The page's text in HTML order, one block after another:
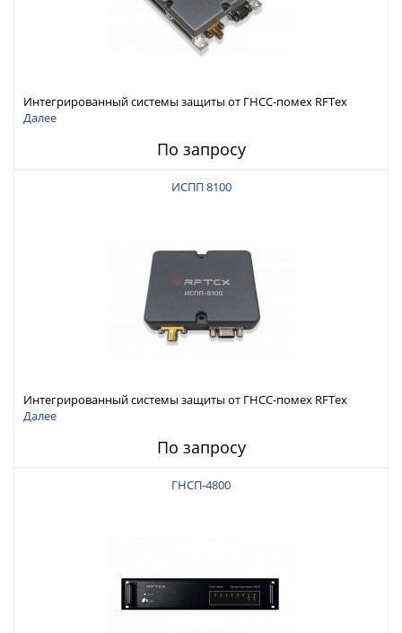
Интегрированный системы защиты от ГНСС-помех RFТех
ИСПП 8200
Далее
По запросу
ИСПП 8100
Интегрированный системы защиты от ГНСС-помех RFТех
ИСПП 8100
Далее
По запросу
ГНСП-4800